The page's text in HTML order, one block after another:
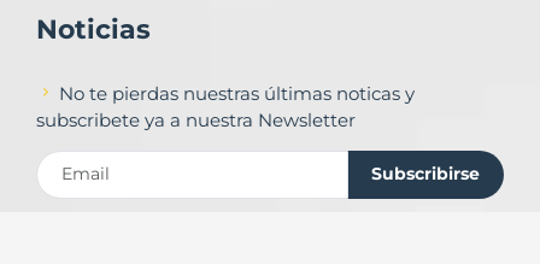
Noticias
No te pierdas nuestras últimas noticas y
subscribete ya a nuestra Newsletter
Subscribirse